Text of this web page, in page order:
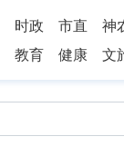
时政 市直
神
教育 健康 文